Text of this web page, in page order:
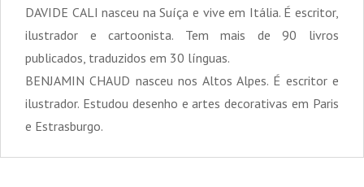
DAVIDE CALI nasceu na Suíça e vive em Itália. É escritor,
ilustrador e cartoonista. Tem mais de 90 livros
publicados, traduzidos em 30 línguas.
BENJAMIN CHAUD nasceu nos Altos Alpes. É escritor e
ilustrador. Estudou desenho e artes decorativas em Paris
e Estrasburgo.